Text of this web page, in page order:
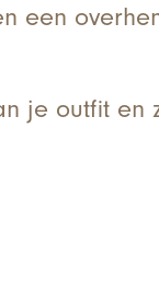
een
je outfit en